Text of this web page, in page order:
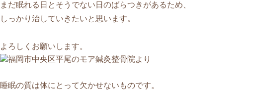
まだ眠れる日とそうでない日のばらつきがあるため、
しっかり治していきたいと思います。
よろしくお願いします。
睡眠の質は体にとって欠かせないものです。